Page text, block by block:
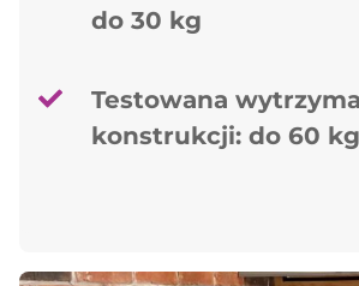
do 30 kg
Testowana
konstrukcji: do 60 kg